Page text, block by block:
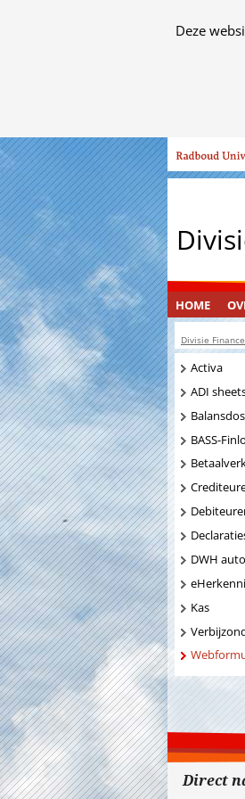
Cookies
Deze
gebruik
van
deze
worden
toegestaan
of
geweigerd.
Ga
naar
de
inhoud
HOME
&
Divisie
Activa
ADI
BASS-
DWH
Kas
Direct